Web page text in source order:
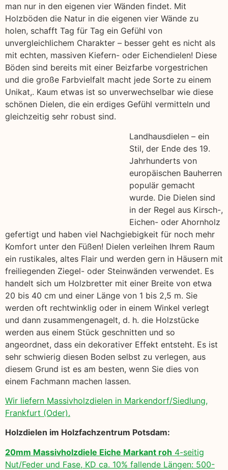
man nur in den eigenen vier Wänden findet. Mit
Holzböden die Natur in die eigenen vier Wände zu
holen, schafft Tag für Tag ein Gefühl von
unvergleichlichem Charakter – besser geht es nicht als
mit echten, massiven Kiefern- oder Eichendielen! Diese
Böden sind bereits mit einer Beizfarbe vorgestrichen
und die große Farbvielfalt macht jede Sorte zu einem
Unikat,. Kaum etwas ist so unverwechselbar wie diese
schönen Dielen, die ein erdiges Gefühl vermitteln und
gleichzeitig sehr robust sind.
Landhausdielen – ein
Stil, der Ende des 19.
Jahrhunderts von
europäischen Bauherren
populär gemacht
wurde. Die Dielen sind
in der Regel aus Kirsch-,
Eichen- oder Ahornholz
gefertigt und haben viel Nachgiebigkeit für noch mehr
Komfort unter den Füßen! Dielen verleihen Ihrem Raum
ein rustikales, altes Flair und werden gern in Häusern mit
freiliegenden Ziegel- oder Steinwänden verwendet. Es
handelt sich um Holzbretter mit einer Breite von etwa
20 bis 40 cm und einer Länge von 1 bis 2,5 m. Sie
werden oft rechtwinklig oder in einem Winkel verlegt
und dann zusammengenagelt, d. h. die Holzstücke
werden aus einem Stück geschnitten und so
angeordnet, dass ein dekorativer Effekt entsteht. Es ist
sehr schwierig diesen Boden selbst zu verlegen, aus
diesem Grund ist es am besten, wenn Sie dies von
einem Fachmann machen lassen.
Wir liefern Massivholzdielen in Markendorf/Siedlung,
Frankfurt (Oder).
Holzdielen im Holzfachzentrum Potsdam:
20mm Massivholzdiele Eiche Markant roh 4-seitig
Nut/Feder und Fase, KD ca. 10% fallende Längen: 500-